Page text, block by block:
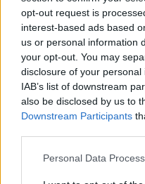
opt-out request is
interest-based ads based
us or personal information
your opt-out. You may
disclosure of your
IAB’s list of downstream
also be disclosed by us to
Downstream Participants
Personal Data